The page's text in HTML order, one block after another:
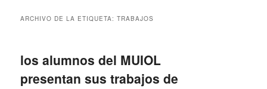
ARCHIVO DE LA ETIQUETA:TRABAJOS
los alumnos del MUIOL
presentan sus trabajos de